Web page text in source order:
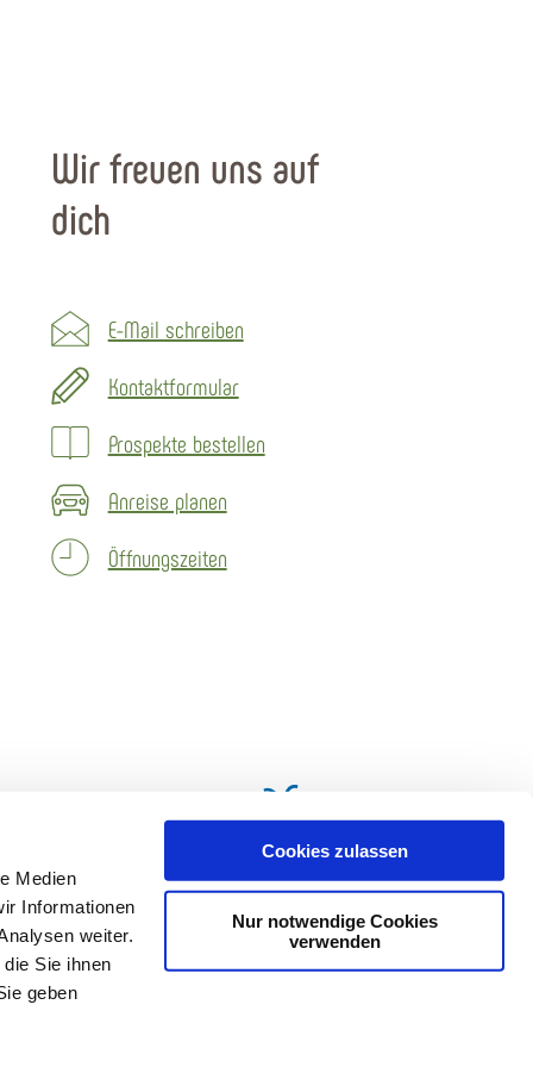
Medien
Informationen
weiter.
Sie ihnen
geben
Cookies zulassen
Nur notwendige Cookies
verwenden
Wir freuen uns auf
dich
E-Mail schreiben
Kontaktformular
Prospekte bestellen
Anreise planen
Öffnungszeiten